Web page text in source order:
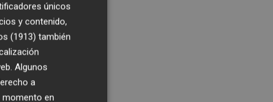
únicos
y contenido,
(1913) también
Algunos
a
momento en